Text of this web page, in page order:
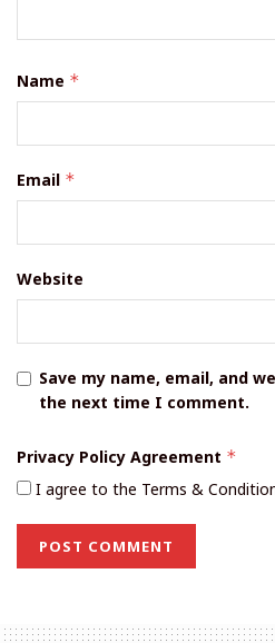
Name *
Email *
Website
Save my name, email, and
the next time I comment.
Privacy Policy Agreement *
I agree to the Terms &